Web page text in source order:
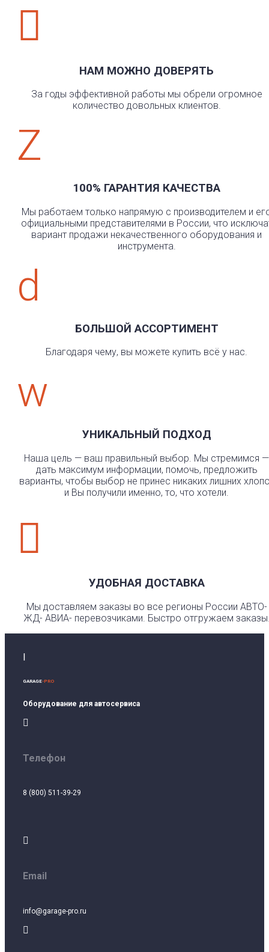

НАМ МОЖНО ДОВЕРЯТЬ
За годы эффективной работы мы обрели огромное
количество довольных клиентов.
Z
100% ГАРАНТИЯ КАЧЕСТВА
Мы работаем только напрямую с производителем и
официальными представителями в России, что
вариант продажи некачественного оборудования и
инструмента.
d
БОЛЬШОЙ АССОРТИМЕНТ
Благодаря чему, вы можете купить всё у нас.
w
УНИКАЛЬНЫЙ ПОДХОД
Наша цель — ваш правильный выбор. Мы стремимся —
дать максимум информации, помочь, предложить
варианты, чтобы выбор не принес никаких лишних
и Вы получили именно, то, что хотели.

УДОБНАЯ ДОСТАВКА
Мы доставляем заказы во все регионы России АВТО-
ЖД- АВИА- перевозчиками. Быстро отгружаем
I
GARAGE-PRO
Оборудование для автосервиса

Телефон
8 (800) 511-39-29

Email
info@garage-pro.ru
